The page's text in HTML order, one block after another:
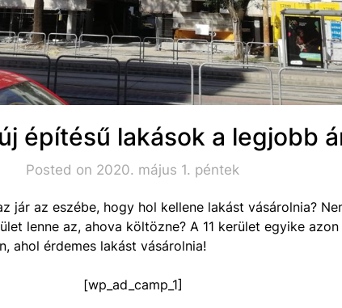
építésű lakások a legjobb
Posted on 2020. május 1. péntek
jár az eszébe, hogy hol kellene lakást vásárolnia?
lenne az, ahova költözne? A 11 kerület egyike azon
ahol érdemes lakást vásárolnia!
[wp_ad_camp_1]